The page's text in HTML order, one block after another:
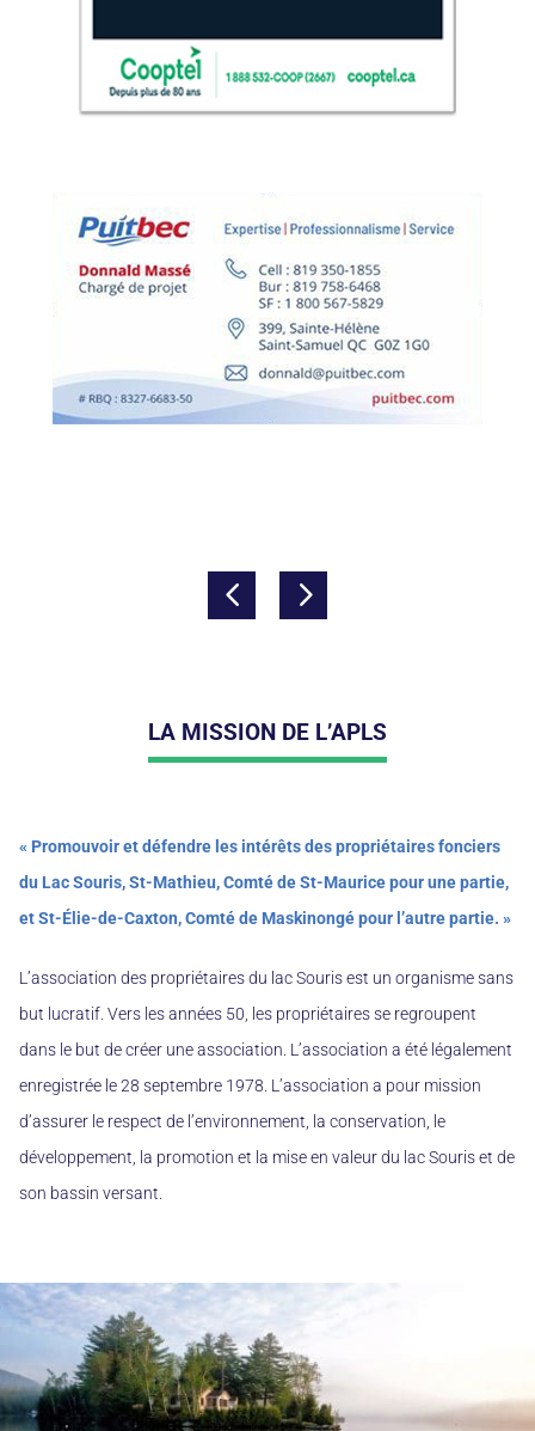
LA MISSION DE L’APLS
« Promouvoir et défendre les intérêts des propriétaires fonciers
du Lac Souris, St-Mathieu, Comté de St-Maurice pour une partie,
et St-Élie-de-Caxton, Comté de Maskinongé pour l’autre partie. »
L’association des propriétaires du lac Souris est un organisme sans
but lucratif. Vers les années 50, les propriétaires se regroupent
dans le but de créer une association. L’association a été légalement
enregistrée le 28 septembre 1978. L’association a pour mission
d’assurer le respect de l’environnement, la conservation, le
développement, la promotion et la mise en valeur du lac Souris et de
son bassin versant.